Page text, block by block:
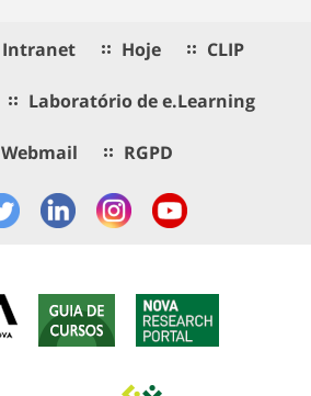
Intranet Hoje CLIP
Laboratório de e.Learning
Webmail RGPD